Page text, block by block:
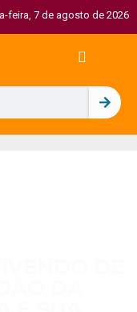
feira, 7 de agosto de 2026